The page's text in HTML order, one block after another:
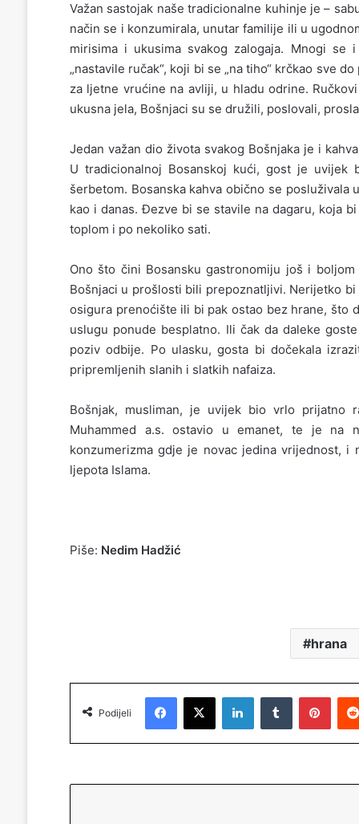
Važan sastojak naše tradicionalne kuhinje je –
način se i konzumirala, unutar familije ili u
mirisima i ukusima svakog zalogaja. Mnogi se
„nastavile ručak“, koji bi se „na tiho“ krčkao sve
za ljetne vrućine na avliji, u hladu odrine.
ukusna jela, Bošnjaci su se družili, poslovali,
Jedan važan dio života svakog Bošnjaka je i
U tradicionalnoj Bosanskoj kući, gost je uvijek
šerbetom. Bosanska kahva obično se
kao i danas. Đezve bi se stavile na dagaru, koja
toplom i po nekoliko sati.
Ono što čini Bosansku gastronomiju još i
Bošnjaci u prošlosti bili prepoznatljivi. Nerijetko
osigura prenoćište ili bi pak ostao bez hrane, što
uslugu ponude besplatno. Ili čak da daleke
poziv odbije. Po ulasku, gosta bi dočekala
pripremljenih slanih i slatkih nafaiza.
Bošnjak, musliman, je uvijek bio vrlo prijatno
Muhammed a.s. ostavio u emanet, te je na
konzumerizma gdje je novac jedina vrijednost,
ljepota Islama.
Piše: Nedim Hadžić
hrana
Podijeli
Facebook X LinkedIn Tumblr Pinterest